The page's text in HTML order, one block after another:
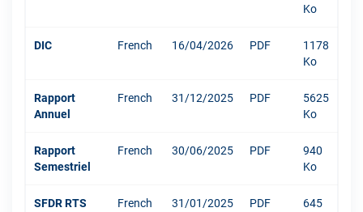
Ko
DIC French 16/04/2026 PDF
1178
Ko
Rapport
Annuel
French 31/12/2025 PDF
5625
Ko
Rapport
Semestriel
French 30/06/2025 PDF
940
Ko
SFDR RTS
French 31/01/2025 PDF
645